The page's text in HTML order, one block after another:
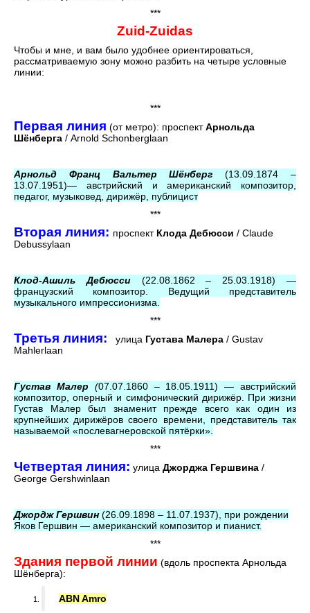
***
Zuid-Zuidas
Чтобы и мне, и вам было удобнее ориентироваться,
рассматриваемую зону можно разбить на четыре условные
линии:
***
Первая линия (от метро): проспектАрнольда
Шёнберга / Arnold Schonberglaan
Арнольд Франц Вальтер Шёнберг (13.09.1874 –
13.07.1951)— австрийский и американский композитор,
педагог, музыковед, дирижёр, публицист
***
Вторая линия: проспект Клода Дебюсси / Claude
Debussylaan
Клод-Ашиль Дебюсси(22.08.1862 – 25.03.1918) —
французский композитор. Ведущий представитель
музыкального импрессионизма.
***
Третья линия: улица Густава Малера / Gustav
Mahlerlaan
Густав Малер (07.07.1860 – 18.05.1911) — австрийский
композитор, оперный и симфонический дирижёр. При жизни
Густав Малер был знаменит прежде всего как один из
крупнейших дирижёров своего времени, представитель так
называемой «послевагнеровской пятёрки».
***
Четвертая линия: улица Джорджа Гершвина /
George Gershwinlaan
Джордж Гершвин (26.09.1898 – 11.07.1937), при рождении
Яков Гершвин — американский композитор и пианист.
***
Здания первой линии (вдоль проспекта Арнольда
Шёнберга):
ABN Amro